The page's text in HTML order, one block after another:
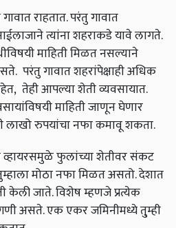
राहतात. परंतु गावात
त्यांना शहराकडे यावे लागते.
माहिती मिळत नसल्याने
परंतु गावात शहरांपेक्षाही अधिक
तेही आपल्या शेती व्यवसायात.
माहिती जाणून घेणार
लाखो रुपयांचा नफा कमावू शकता.
व्हायरसमुळे फुलांच्या शेतीवर संकट
मोठा नफा मिळत असतो. देशात
केली जाते. विशेष म्हणजे प्रत्येक
असते. एक एकर जमिनीमध्ये तु्म्ही